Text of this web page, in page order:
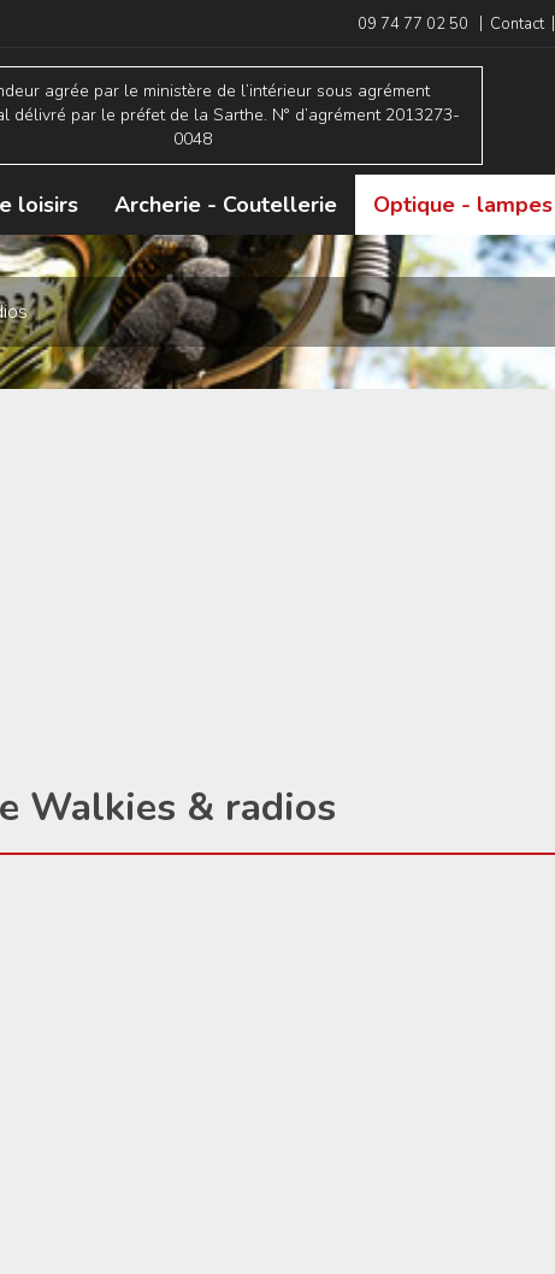
09 74 77 02 50 | Contact |
agrée par le ministère de l’intérieur sous agrément
délivré par le préfet de la Sarthe. N° d’agrément 2013273-
0048
loisirs Archerie - Coutellerie Optique - lampes
Walkies & radios